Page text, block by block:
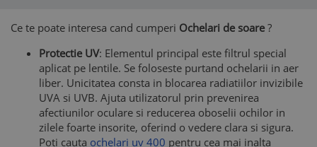
Ce te poate interesa cand cumperi Ochelari de soare?
Protectie UV: Elementul principal este filtrul special
aplicat pe lentile. Se foloseste purtand ochelarii in aer
liber. Unicitatea consta in blocarea radiatiilor invizibile
UVA si UVB. Ajuta utilizatorul prin prevenirea
afectiunilor oculare si reducerea oboselii ochilor in
zilele foarte insorite, oferind o vedere clara si sigura.
Poti cauta ochelari uv 400 pentru cea mai inalta